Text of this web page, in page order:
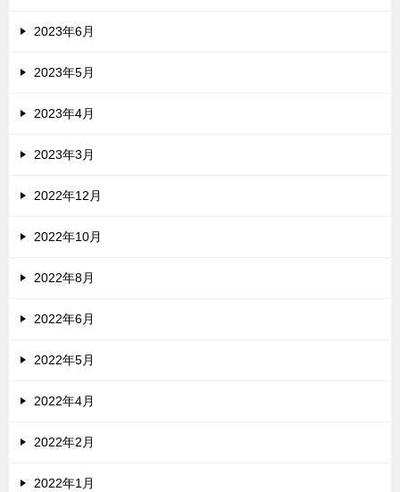
2023年6月
2023年5月
2023年4月
2023年3月
2022年12月
2022年10月
2022年8月
2022年6月
2022年5月
2022年4月
2022年2月
2022年1月